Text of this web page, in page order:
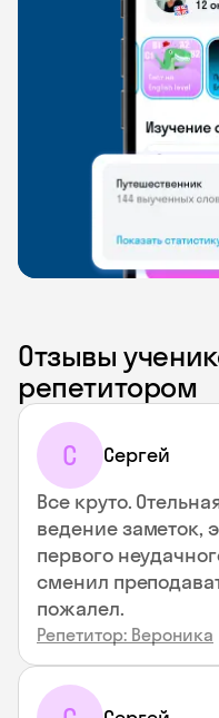
Отзывы
репетитором
С Сергей
Все круто.
ведение заметок,
первого
сменил
пожалел.
Репетитор: Вероника